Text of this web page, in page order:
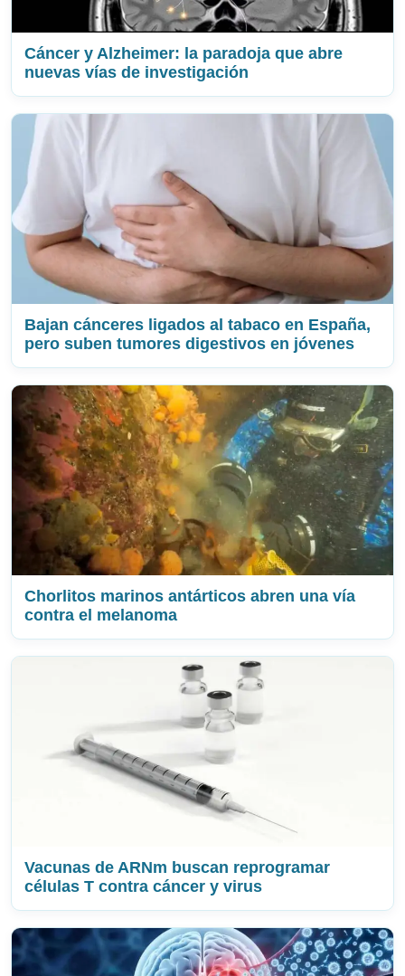
Cáncer y Alzheimer: la paradoja que abre
nuevas vías de investigación
Bajan cánceres ligados al tabaco en España,
pero suben tumores digestivos en jóvenes
Chorlitos marinos antárticos abren una vía
contra el melanoma
Vacunas de ARNm buscan reprogramar
células T contra cáncer y virus